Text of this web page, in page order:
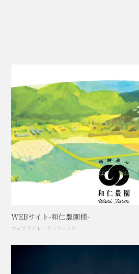
WEBサイト-和仁農園様-
ウェブサイト ・ グラフィック